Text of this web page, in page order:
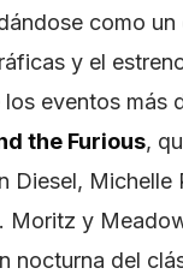
como
y el
eventos más
the Furious,
Diesel, Michelle
y
nocturna del